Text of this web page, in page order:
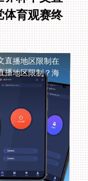
直播地区限制在
澳大利亚看抖音世界杯中文直播地区限制？海